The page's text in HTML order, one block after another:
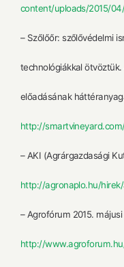
content/uploads/2015/
– Szőlőőr: szőlővédelmi
technológiákkal
előadásának
http://
– AKI (Agrárgazdasági
http://agronaplo.hu/
– Agrofórum 2015.
http://